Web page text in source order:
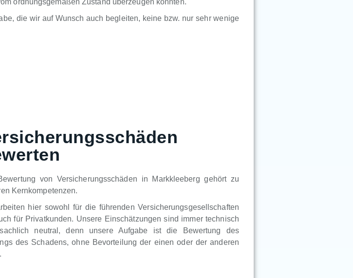
ordnungsgemäßen Zustand überzeugen konnten.
die wir auf Wunsch auch begleiten, keine bzw. nur sehr wenige
von Versicherungsschäden in Markkleeberg gehört zu
Kernkompetenzen.
hier sowohl für die führenden Versicherungsgesellschaften
für Privatkunden. Unsere Einschätzungen sind immer technisch
neutral, denn unsere Aufgabe ist die Bewertung des
des Schadens, ohne Bevorteilung der einen oder der anderen